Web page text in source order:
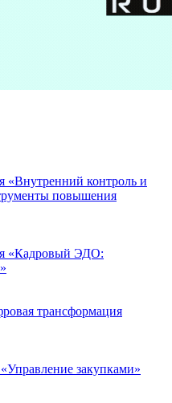
«Внутренний контроль и
повышения
«Кадровый ЭДО:
трансформация
закупками»